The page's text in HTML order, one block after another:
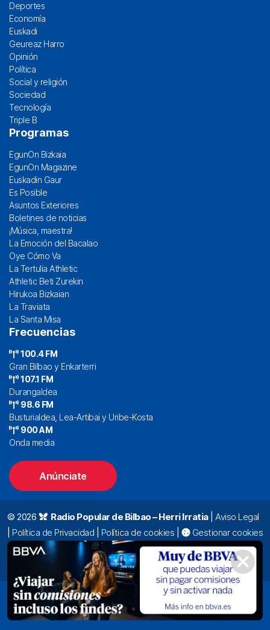
Deportes
Economía
Euskadi
Geureaz Harro
Opinión
Política
Social y religión
Sociedad
Tecnología
Triple B
Programas
EgunOn Bizkaia
EgunOn Magazine
Euskadin Gaur
Es Posible
Asuntos Exteriores
Boletines de noticias
¡Música, maestra!
La Emoción del Bacalao
Oye Cómo Va
La Tertulia Athletic
Athletic Beti Zurekin
Hirukoa Bizkaian
La Traviata
La Santa Misa
Frecuencias
100.4 FM
Gran Bilbao y Enkarterri
107.1 FM
Durangaldea
98.6 FM
Busturialdea, Lea-Artibai y Uribe-Kosta
900 AM
Onda media
Anúnciate
© 2026 Radio Popular de Bilbao – Herri Irratia| Aviso Legal
Política de Privacidad Política de cookies
Gestionar cookies
Alda. Mazarredo, 47 – 7º 48009 Bilbao |
94 423 92 00|
oyentes@radiopopular.com